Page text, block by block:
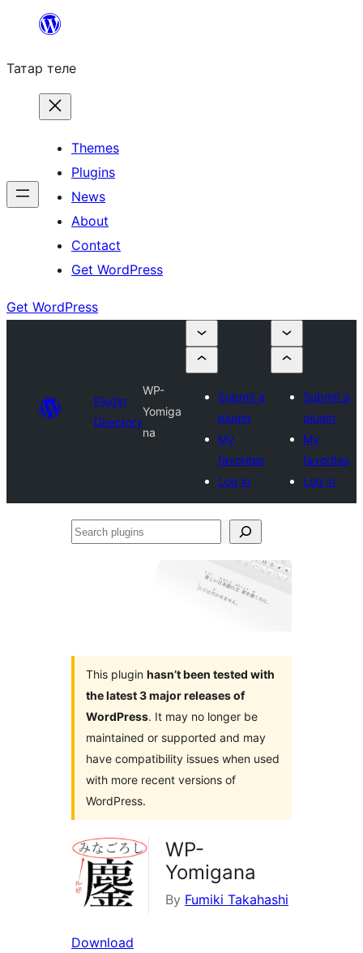
content
Татар теле
Themes
Plugins
News
About
Contact
Get WordPress
Get WordPress
Plugin
Directory
WP-
Yomiga
na
Submit a
plugin
My
favorites
Log in
Submit a
plugin
My
favorites
Log in
Search
This plugin hasn’t been tested with
the latest 3 major releases of
WordPress. It may no longer be
maintained or supported and may
have compatibility issues when used
with more recent versions of
WordPress.
WP-
Yomigana
By Fumiki Takahashi
Download